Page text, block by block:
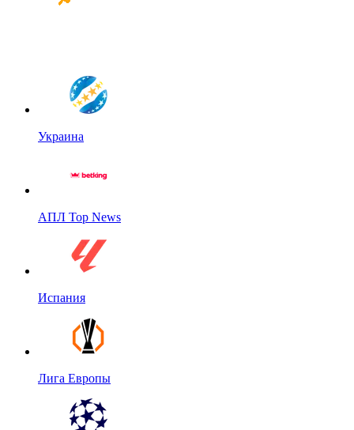
Украина
АПЛ Top News
Испания
Лига Европы